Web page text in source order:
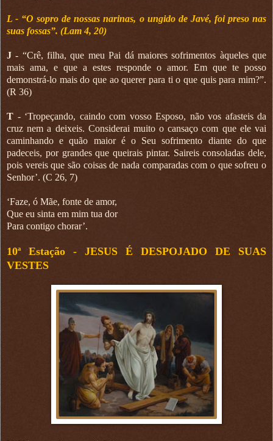
L - “O sopro de nossas narinas, o ungido de Javé, foi preso nas
suas fossas”. (Lam 4, 20)
J - “Crê, filha, que meu Pai dá maiores sofrimentos àqueles que
mais ama, e que a estes responde o amor. Em que te posso
demonstrá-lo mais do que ao querer para ti o que quis para mim?”.
(R 36)
T - ‘Tropeçando, caindo com vosso Esposo, não vos afasteis da
cruz nem a deixeis. Considerai muito o cansaço com que ele vai
caminhando e quão maior é o Seu sofrimento diante do que
padeceis, por grandes que queirais pintar. Saireis consoladas dele,
pois vereis que são coisas de nada comparadas com o que sofreu o
Senhor’. (C 26, 7)
‘Faze, ó Mãe, fonte de amor,
Que eu sinta em mim tua dor
Para contigo chorar’.
10ª Estação - JESUS É DESPOJADO DE SUAS
VESTES